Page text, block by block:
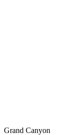
Grand Canyon